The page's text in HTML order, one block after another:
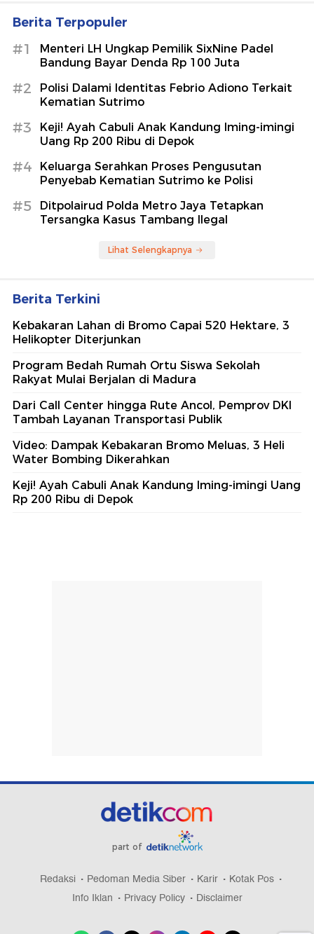
Berita Terpopuler
#1
Menteri LH Ungkap Pemilik SixNine Padel
Bandung Bayar Denda Rp 100 Juta
#2
Polisi Dalami Identitas Febrio Adiono Terkait
Kematian Sutrimo
#3
Keji! Ayah Cabuli Anak Kandung Iming-imingi
Uang Rp 200 Ribu di Depok
#4
Keluarga Serahkan Proses Pengusutan
Penyebab Kematian Sutrimo ke Polisi
#5
Ditpolairud Polda Metro Jaya Tetapkan
Tersangka Kasus Tambang Ilegal
Lihat Selengkapnya
Berita Terkini
Kebakaran Lahan di Bromo Capai 520 Hektare, 3
Helikopter Diterjunkan
Program Bedah Rumah Ortu Siswa Sekolah
Rakyat Mulai Berjalan di Madura
Dari Call Center hingga Rute Ancol, Pemprov DKI
Tambah Layanan Transportasi Publik
Video: Dampak Kebakaran Bromo Meluas, 3 Heli
Water Bombing Dikerahkan
Keji! Ayah Cabuli Anak Kandung Iming-imingi Uang
Rp 200 Ribu di Depok
part of
Redaksi Pedoman Media Siber Karir
Kotak Pos
Info Iklan
Privacy Policy Disclaimer